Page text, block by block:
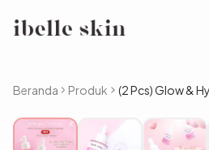
Beranda Produk
(2 Pcs) Glow &